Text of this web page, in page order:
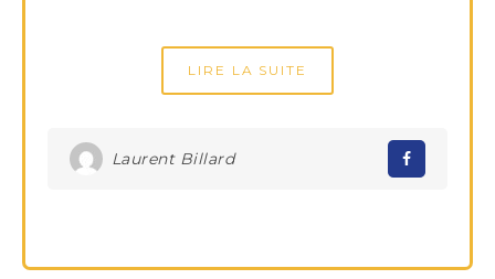
LIRE LA SUITE
Laurent Billard